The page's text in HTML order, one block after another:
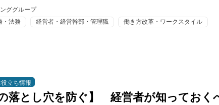
ググループ
・法務 経営者・経営幹部・管理職
働き方改革・ワークスタイル
役立ち情報
落とし穴を防ぐ】 経営者が知っておく